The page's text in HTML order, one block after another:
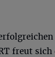
freut sich